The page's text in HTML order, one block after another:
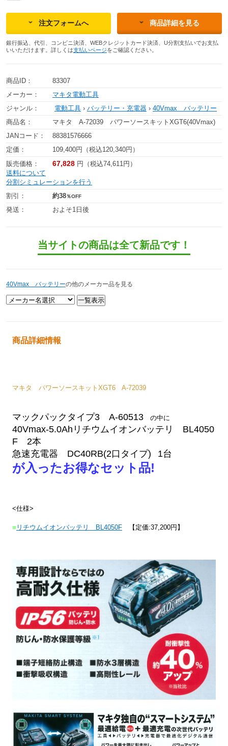
注文フォームへ 商品詳細を見る
銀行振込、代引、コンビニ決済、WEBクレジットカード決済、U分割支払いでお支払
いいただけます。詳しくは支払いページをご確認ください。
商品ID：
83307
メーカー：
マキタ電動工具
ジャンル：
電動工具 › バッテリー・充電器 › 40Vmax バッテリー
商品名：
マキタ A-72039 パワーソースキットXGT6(40Vmax)
JANコード：
88381576666
定価：
109,400円（税込120,340円）
販売価格：
67,828 円（税込74,611円）
送料について
分割シミュレーションを行う
割引：
約38％OFF
発送： およそ1日後
当サイトの商品は全て新品です！
40Vmax バッテリーの他のメーカー品を見る
商品詳細情報
マキタ パワーソースキットXGT6 A-72039
マックパックタイプ3 A-60513 の中に
40Vmax-5.0Ahリチウムイオンバッテリ BL4050
F 2本
急速充電器 DC40RB(2口タイプ)
1台
が入ったお得なセット品!
<仕様>
■ リチウムイオンバッテリ BL4050F 【定価:37,200円】